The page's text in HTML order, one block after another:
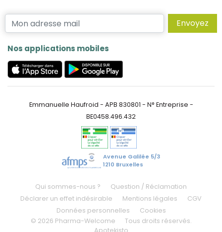
Envoyez
Nos applications mobiles
Emmanuelle Haufroid - APB 830801 - N° Entreprise -
BE0458.496.432
Avenue Galilée 5/3
1210 Bruxelles
Qui sommes-nous ?
Question / Réclamation
Déclarer un effet indésirable
Mentions légales
CGV
Données personnelles
Cookies
© 2026 Pharma-Welcome
Tous droits réservés.
Apotekisto